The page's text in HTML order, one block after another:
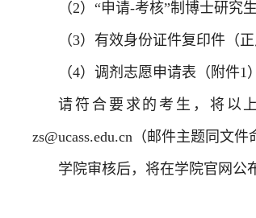
（2）“申请-考核”制博士研究
（3）有效身份证件复印件（
（4）调剂志愿申请表（附件1
请符合 要求的 考生，将以
zs@ucass.edu.cn（邮件主题同文件
学院审核后，将在学院官网公